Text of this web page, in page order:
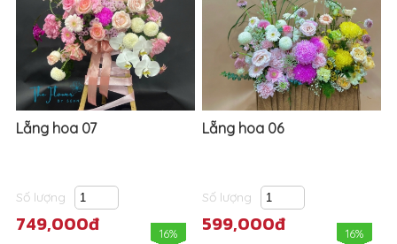
Lẵng hoa 07
Số lượng
749,000đ 16%
Lẵng hoa 06
Số lượng
599,000đ 16%